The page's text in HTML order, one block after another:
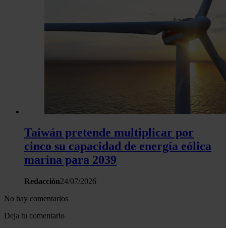
Taiwán pretende multiplicar por
cinco su capacidad de energía eólica
marina para 2039
Redacción24/07/2026
No hay comentarios
Deja tu comentario